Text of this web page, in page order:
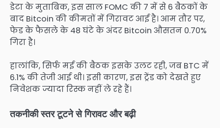
डेटा के मुताबिक, इस साल FOMC की 7 में से 6 बैठकों के
बाद Bitcoin की कीमतों में गिरावट आई है। आम तौर पर,
फेड के फैसले के 48 घंटे के अंदर Bitcoin औसतन 0.70%
गिरा है।
हालांकि, सिर्फ मई की बैठक इसके उलट रही, जब BTC में
6.1% की तेजी आई थी। इसी कारण, इस ट्रेंड को देखते हुए
निवेशक ज्यादा रिस्क नहीं ले रहे हैं।
तकनीकी स्तर टूटने से गिरावट और बढ़ी